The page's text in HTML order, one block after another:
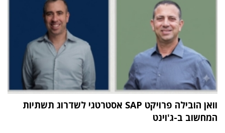
וואן הובילה פרויקט SAP אסטרטגי לשדרוג תשתיות
המחשוב ב-ג'וינט